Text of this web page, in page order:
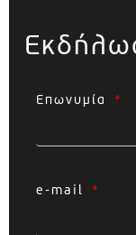
Επωνυμία
e-mail